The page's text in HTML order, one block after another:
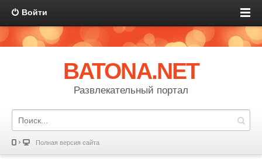
Войти
BATONA.NET
Развлекательный портал
Полная версия сайта